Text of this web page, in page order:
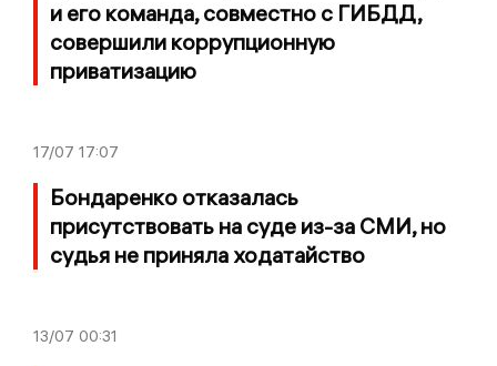
и его команда, совместно с ГИБДД,
совершили коррупционную
приватизацию
17/07 17:07
Бондаренко отказалась
присутствовать на суде из-за СМИ, но
судья не приняла ходатайство
13/07 00:31